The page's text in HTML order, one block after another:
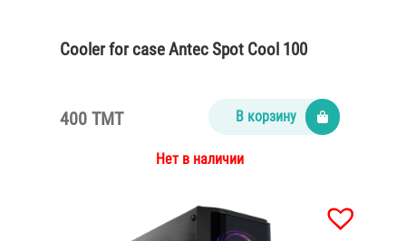
Cooler for case Antec Spot Cool 100
400 TMT В корзину
Нет в наличии